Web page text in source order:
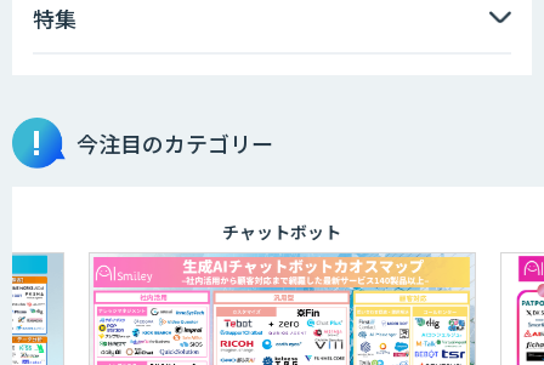
AI開発・伴走支援・内製化支援
ID ZERO（アイディーゼロ）
特集
今注目のカテゴリー
チャットボット